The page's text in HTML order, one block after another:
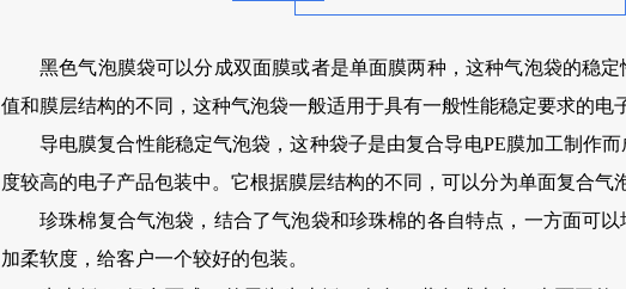
黑色气泡膜袋可以分成双面膜或者是单面膜两种，这种气泡袋的稳
值和膜层结构的不同，这种气泡袋一般适用于具有一般性能稳定要求的电
导电膜复合性能稳定气泡袋，这种袋子是由复合导电PE膜加工制作
度较高的电子产品包装中。它根据膜层结构的不同，可以分为单面复合气
珍珠棉复合气泡袋，结合了气泡袋和珍珠棉的各自特点，一方面可
加柔软度，给客户一个较好的包装。